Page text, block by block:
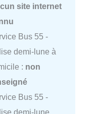
site internet
Bus 55 -
demi-lune à
: non
Bus 55 -
demi-lune